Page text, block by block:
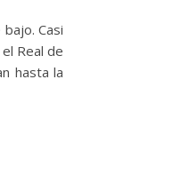
Casi
Real de
hasta la